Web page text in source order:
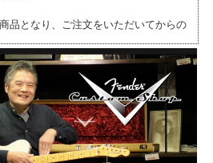
品となり、ご注文をいただいてからの